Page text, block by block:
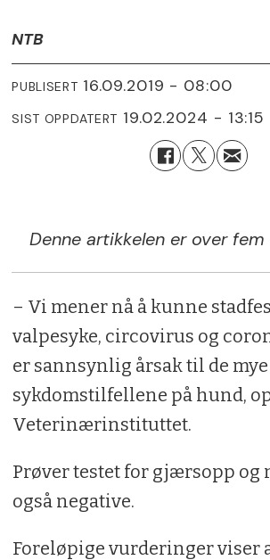
NTB
PUBLISERT 16.09.2019 - 08:00
SIST OPPDATERT 19.02.2024 - 13:15
Denne artikkelen er over fem
– Vi mener nå å kunne
valpesyke, circovirus og
er sannsynlig årsak til de
sykdomstilfellene på hund,
Veterinærinstituttet.
Prøver testet for gjærsopp og
også negative.
Foreløpige vurderinger viser